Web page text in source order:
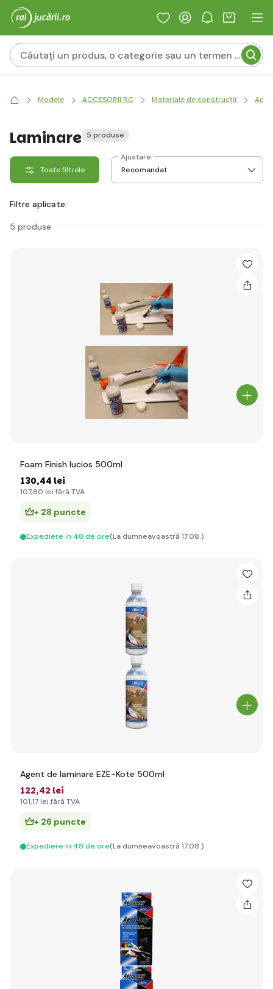
Modele ACCESORII RC Materiale de construcții
Laminare 5 produse
Toate filtrele
Ajustare
Filtre aplicate:
5 produse
Foam Finish lucios 500ml
130,44 lei
107,80 lei fără TVA
+ 28 puncte
Expediere in 48 de ore(La dumneavoastră 17.08.)
Agent de laminare EZE-Kote 500ml
122,42 lei
101,17 lei fără TVA
+ 26 puncte
Expediere in 48 de ore(La dumneavoastră 17.08.)